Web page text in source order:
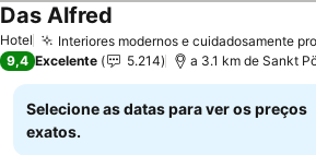
Hotel Interiores modernos e cuidadosamente
Das Alfred
9,4 Excelente 5.214 a 3.1 km de Sankt
Selecione as datas para ver os preços
exatos.